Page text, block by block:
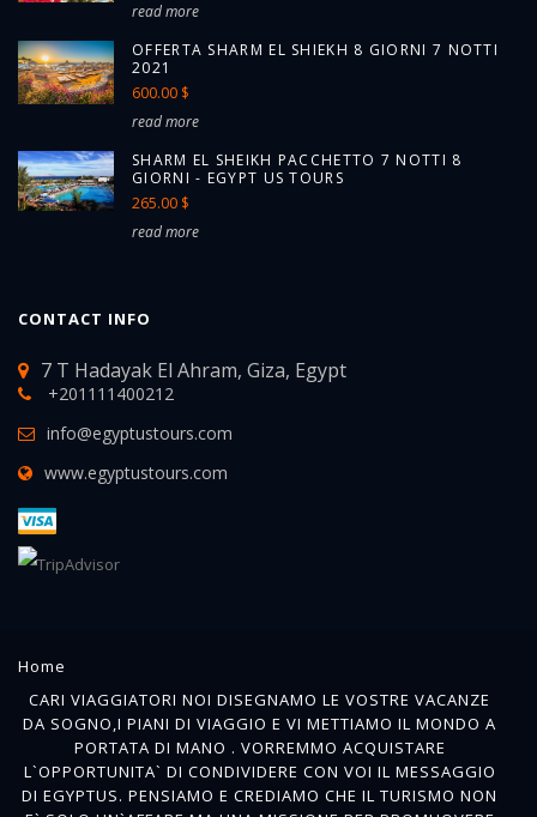
read more
OFFERTA SHARM EL SHIEKH 8 GIORNI 7 NOTTI
2021
600.00 $
read more
SHARM EL SHEIKH PACCHETTO 7 NOTTI 8
GIORNI - EGYPT US TOURS
265.00 $
read more
CONTACT INFO
7 T Hadayak El Ahram, Giza, Egypt
+201111400212
info@egyptustours.com
www.egyptustours.com
Home
CARI VIAGGIATORI NOI DISEGNAMO LE VOSTRE VACANZE
DA SOGNO,I PIANI DI VIAGGIO E VI METTIAMO IL MONDO A
PORTATA DI MANO . VORREMMO ACQUISTARE
L`OPPORTUNITA` DI CONDIVIDERE CON VOI IL MESSAGGIO
DI EGYPTUS. PENSIAMO E CREDIAMO CHE IL TURISMO NON